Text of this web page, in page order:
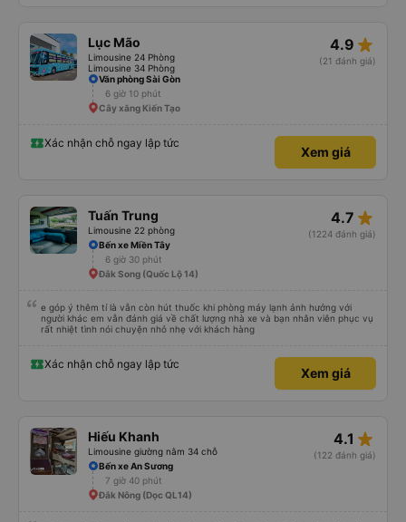
Lục Mão
Limousine 24 Phòng
Limousine 34 Phòng
4.9 star_rate
(21 đánh giá)
Văn phòng Sài Gòn
6 giờ 10 phút
Cây xăng Kiến Tạo
Xác nhận chỗ ngay lập tức
Xem giá
Tuấn Trung
Limousine 22 phòng
4.7 star_rate
(1224 đánh giá)
Bến xe Miền Tây
6 giờ 30 phút
Đắk Song (Quốc Lộ 14)
e góp ý thêm tí là vẫn còn hút thuốc khi phòng máy lạnh ảnh hưởng với
người khác em vẫn đánh giá về chất lượng nhà xe và bạn nhân viên phục vụ
rất nhiệt tình nói chuyện nhỏ nhẹ với khách hàng
Xác nhận chỗ ngay lập tức
Xem giá
Hiếu Khanh
Limousine giường nằm 34 chỗ
4.1 star_rate
(122 đánh giá)
Bến xe An Sương
7 giờ 40 phút
Đắk Nông (Dọc QL14)